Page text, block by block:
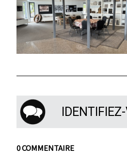
0 COMMENTAIRE